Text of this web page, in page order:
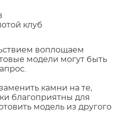
клуб
воплощаем
модели могут быть
камни на те,
благоприятны для
модель из другого